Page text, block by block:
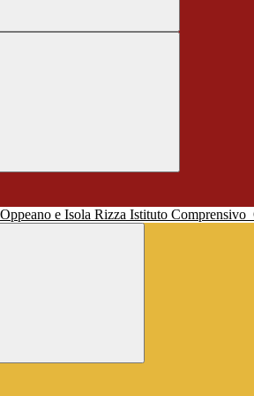
Istituto Comprensivo